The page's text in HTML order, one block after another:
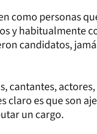
como personas
y habitualmente
candidatos,
cantantes,
claro es que son
un cargo.